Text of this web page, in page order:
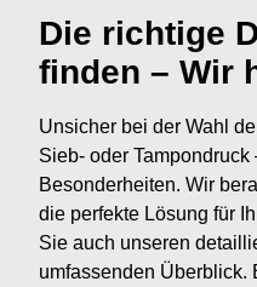
Die richtige
finden – Wir
Unsicher bei der Wahl
Sieb- oder
Besonderheiten. Wir
die perfekte Lösung für
Sie auch unseren
umfassenden Überblick.